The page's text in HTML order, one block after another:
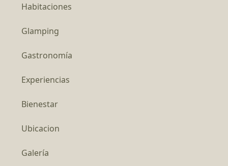
Habitaciones
Glamping
Gastronomía
Experiencias
Bienestar
Ubicacion
Galería